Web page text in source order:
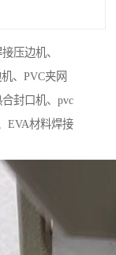
压边机、
、PVC夹网
封口机、pvc
EVA材料焊接